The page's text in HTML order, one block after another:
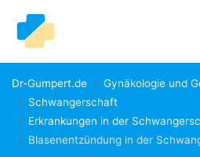
Dr-Gumpert.de
Gynäkologie und
Schwangerschaft
Erkrankungen in der
Blasenentzündung in der